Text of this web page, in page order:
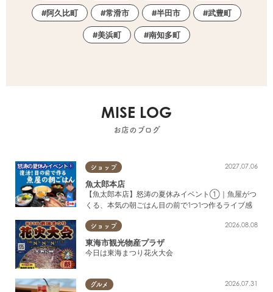
阿久比町 常滑市 半田市 武豊町
美浜町 南知多町
MISE LOG
お店のブログ
ショップ 2027.07.06
魚太郎本店
【魚太郎本店】怒涛の夏休みイベント①｜魚屋がつ
くる、本気の朝ごはん目の前で1つ1つ作るライブ感
ショップ 2026.08.08
東海市観光物産プラザ
今日は東海まつり花火大会
グルメ 2026.07.31